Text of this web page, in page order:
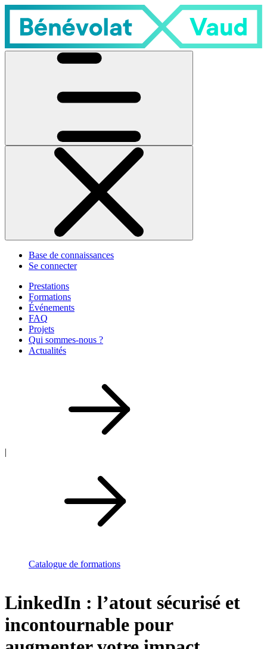
Base de connaissances
Se connecter
Prestations
Formations
Événements
FAQ
Projets
Qui sommes-nous ?
Actualités
|
Catalogue de formations
LinkedIn : l’atout sécurisé et
incontournable pour